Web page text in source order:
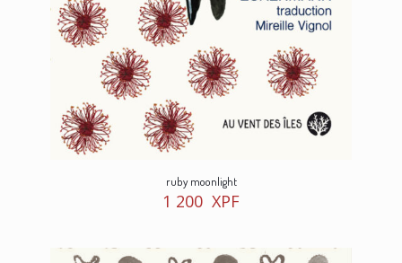
ruby moonlight
1 200 XPF